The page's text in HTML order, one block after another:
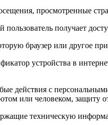
просмотренные
получает
браузер или другое
устройства в
действия с
или человеком,
техническую